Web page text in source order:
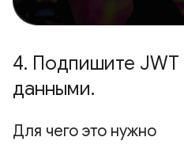
4. Подпишите
данными.
Для чего это нужно